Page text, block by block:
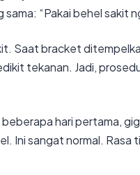
“Pakai behel sakit
Saat bracket
tekanan. Jadi,
hari pertama,
Ini sangat normal. Rasa